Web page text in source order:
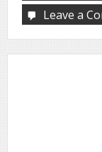
Leave a